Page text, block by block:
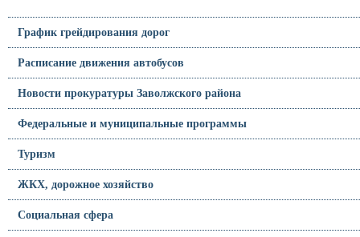
График грейдирования дорог
Расписание движения автобусов
Новости прокуратуры Заволжского района
Федеральные и муниципальные программы
Туризм
ЖКХ, дорожное хозяйство
Социальная сфера